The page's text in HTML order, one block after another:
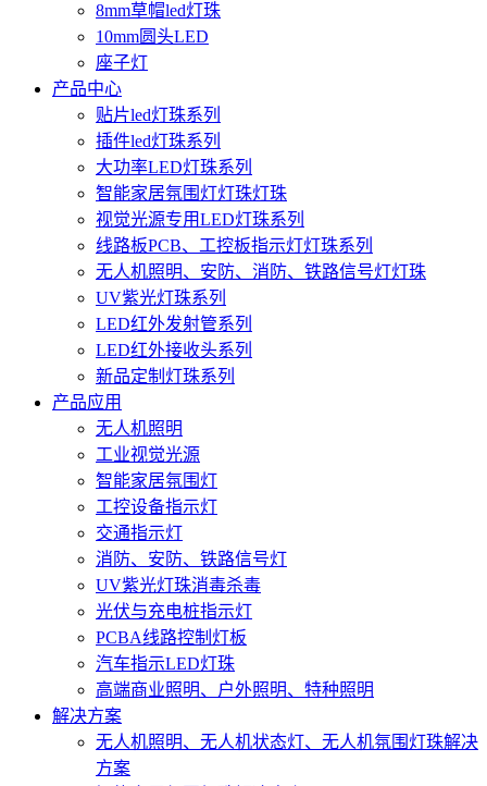
8mm草帽led灯珠
10mm圆头LED
座子灯
产品中心
贴片led灯珠系列
插件led灯珠系列
大功率LED灯珠系列
智能家居氛围灯灯珠灯珠
视觉光源专用LED灯珠系列
线路板PCB、工控板指示灯灯珠系列
无人机照明、安防、消防、铁路信号灯灯珠
UV紫光灯珠系列
LED红外发射管系列
LED红外接收头系列
新品定制灯珠系列
产品应用
无人机照明
工业视觉光源
智能家居氛围灯
工控设备指示灯
交通指示灯
消防、安防、铁路信号灯
UV紫光灯珠消毒杀毒
光伏与充电桩指示灯
PCBA线路控制灯板
汽车指示LED灯珠
高端商业照明、户外照明、特种照明
解决方案
无人机照明、无人机状态灯、无人机氛围灯珠解决
方案